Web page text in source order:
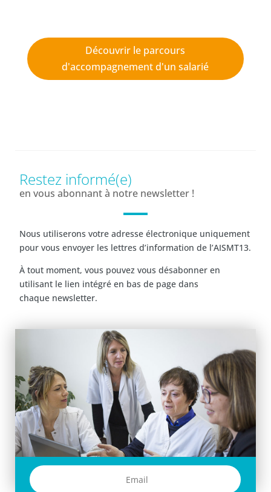
Découvrir le parcours
d'accompagnement d'un salarié
Restez informé(e)
en vous abonnant à notre newsletter !
Nous utiliserons votre adresse électronique uniquement
pour vous envoyer les lettres d’information de l’AISMT13.
À tout moment, vous pouvez vous désabonner en
utilisant le lien intégré en bas de page dans
chaque newsletter.